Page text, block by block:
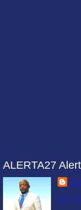
ALERTA27
Ver